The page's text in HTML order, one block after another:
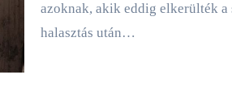
azoknak, akik eddig elkerülték a
halasztás után…